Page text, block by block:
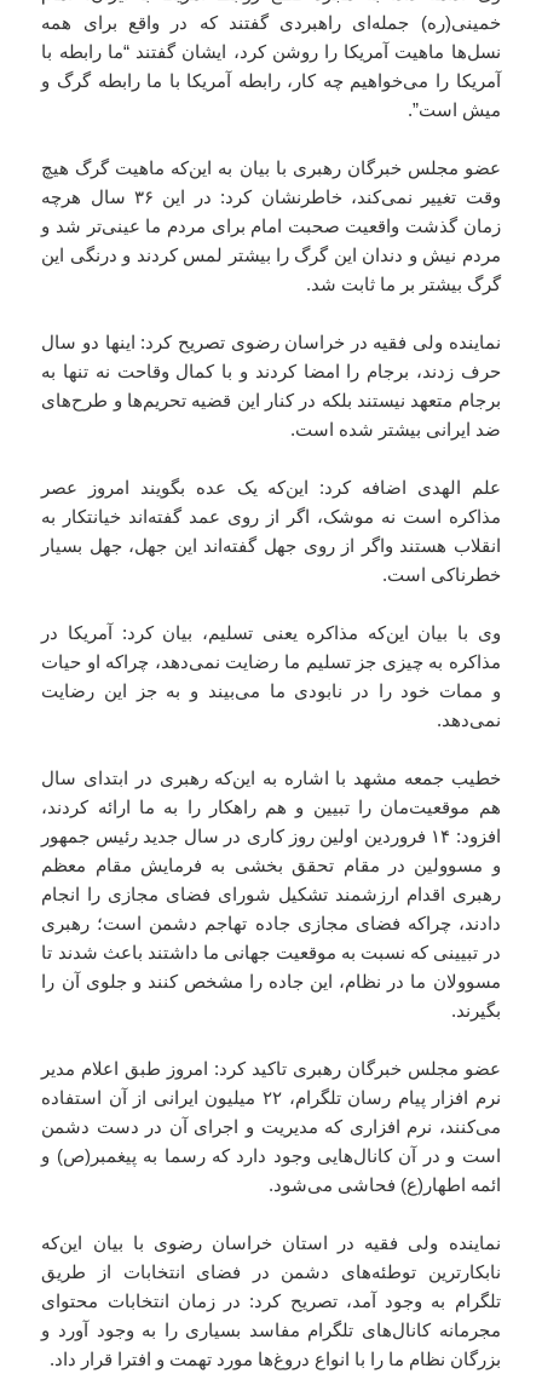
خمینی(ره) جمله‌ای راهبردی گفتند که در واقع برای همه
نسل‌ها ماهیت آمریکا را روشن کرد، ایشان گفتند “ما رابطه با
آمریکا را می‌خواهیم چه کار، رابطه آمریکا با ما رابطه گرگ و
میش است”.
عضو مجلس خبرگان رهبری با بیان به این‌که ماهیت گرگ هیچ
وقت تغییر نمی‌کند، خاطرنشان کرد: در این ۳۶ سال هرچه
زمان گذشت واقعیت صحبت امام برای مردم ما عینی‌تر شد و
مردم نیش و دندان این گرگ را بیشتر لمس کردند و درنگی این
گرگ بیشتر بر ما ثابت شد.
نماینده ولی فقیه در خراسان رضوی تصریح کرد: اینها دو سال
حرف زدند، برجام را امضا کردند و با کمال وقاحت نه تنها به
برجام متعهد نیستند بلکه در کنار این قضیه تحریم‌ها و طرح‌های
ضد ایرانی بیشتر شده است.
علم الهدی اضافه کرد: این‌که یک عده بگویند امروز عصر
مذاکره است نه موشک، اگر از روی عمد گفته‌اند خیانتکار به
انقلاب هستند واگر از روی جهل گفته‌اند این جهل، جهل بسیار
خطرناکی است.
وی با بیان این‌که مذاکره یعنی تسلیم، بیان کرد: آمریکا در
مذاکره به چیزی جز تسلیم ما رضایت نمی‌دهد، چراکه او حیات
و ممات خود را در نابودی ما می‌بیند و به جز این رضایت
نمی‌دهد.
خطیب جمعه مشهد با اشاره به این‌که رهبری در ابتدای سال
هم موقعیت‌مان را تبیین و هم راهکار را به ما ارائه کردند،
افزود: ۱۴ فروردین اولین روز کاری در سال جدید رئیس جمهور
و مسوولین در مقام تحقق بخشی به فرمایش مقام معظم
رهبری اقدام ارزشمند تشکیل شورای فضای مجازی را انجام
دادند، چراکه فضای مجازی جاده تهاجم دشمن است؛ رهبری
در تبیینی که نسبت به موقعیت جهانی ما داشتند باعث شدند تا
مسوولان ما در نظام، این جاده را مشخص کنند و جلوی آن را
بگیرند.
عضو مجلس خبرگان رهبری تاکید کرد: امروز طبق اعلام مدیر
نرم افزار پیام رسان تلگرام، ۲۲ میلیون ایرانی از آن استفاده
می‌کنند، نرم افزاری که مدیریت و اجرای آن در دست دشمن
است و در آن کانال‌هایی وجود دارد که رسما به پیغمبر(ص) و
ائمه اطهار(ع) فحاشی می‌شود.
نماینده ولی فقیه در استان خراسان رضوی با بیان این‌که
نابکارترین توطئه‌های دشمن در فضای انتخابات از طریق
تلگرام به وجود آمد، تصریح کرد: در زمان انتخابات محتوای
مجرمانه کانال‌های تلگرام مفاسد بسیاری را به وجود آورد و
بزرگان نظام ما را با انواع دروغ‌ها مورد تهمت و افترا قرار داد.